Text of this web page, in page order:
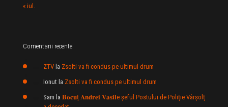
« iul.
Comentarii recente
ZTV la Zsolti va fi condus pe ultimul drum
Ionut la Zsolti va fi condus pe ultimul drum
Sam la 𝐁𝐨𝐜𝐮ț 𝐀𝐧𝐝𝐫𝐞𝐢 𝐕𝐚𝐬𝐢𝐥e şeful Postului de Poliție Vârșolț